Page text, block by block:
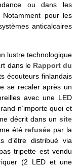
ou dans les
pour les
anticalcaires
lustre technologique
dans le Rapport du
écouteurs finlandais
se recaler après un
avec une LED
n’importe quoi et
décrit dans un site
été refuséepar la
d’être distribué via
tripette est vendu
(2 LED et une